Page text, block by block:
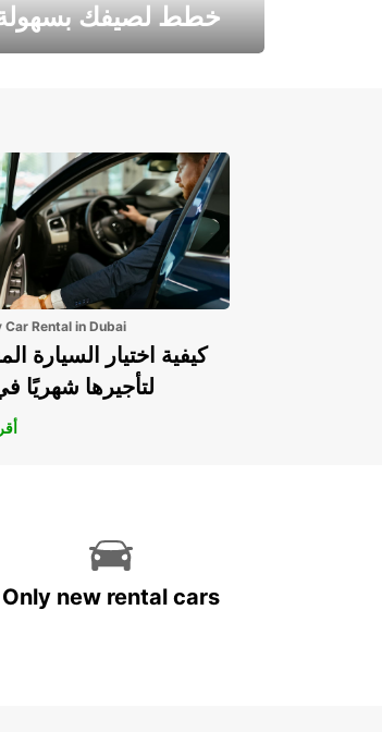
خطط لصيفك
Car Rental in Dubai
كيفية اختيار السيارة
لتأجيرها شهريًا
Only new rental cars